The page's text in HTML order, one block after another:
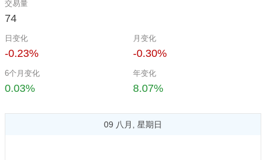
交易量
74
日变化
-0.23%
月变化
-0.30%
6个月变化
0.03%
年变化
8.07%
09 八月, 星期日